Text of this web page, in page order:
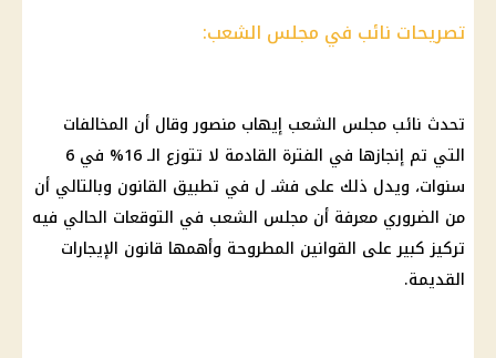
تصريحات نائب في مجلس الشعب:
تحدث نائب مجلس الشعب إيهاب منصور وقال أن المخالفات
التي تم إنجازها في الفترة القادمة لا تتوزع الـ 16% في 6
سنوات، ويدل ذلك على فشـ ل في تطبيق القانون وبالتالي أن
من الضروري معرفة أن مجلس الشعب في التوقعات الحالي فيه
تركيز كبير على القوانين المطروحة وأهمها قانون الإيجارات
القديمة.